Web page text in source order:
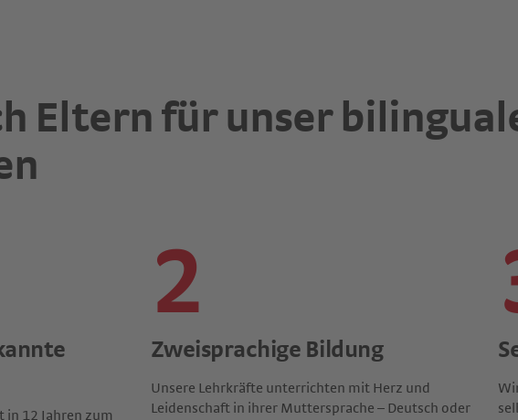
Eltern für unser
in 12 Jahren zum
2
Zweisprachige Bildung
Unsere Lehrkräfte unterrichten mit Herz und
Leidenschaft in ihrer Muttersprache – Deutsch oder